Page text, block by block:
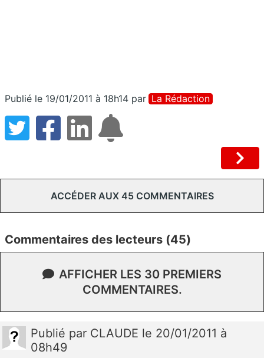
Publié le 19/01/2011 à 18h14 par La Rédaction
ACCÉDER AUX 45 COMMENTAIRES
Commentaires des lecteurs (45)
AFFICHER LES 30 PREMIERS
COMMENTAIRES.
Publié par CLAUDE le 20/01/2011 à
08h49